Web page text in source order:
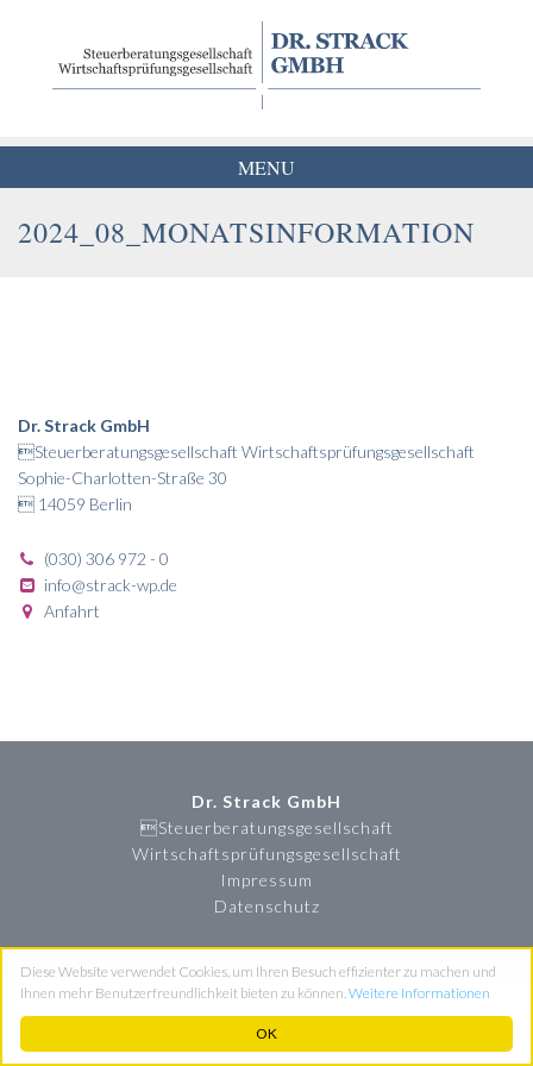
OK
Diese Website verwendet Cookies, um Ihren Besuch effizienter zu machen und
Ihnen mehr Benutzerfreundlichkeit bieten zu können.Weitere Informationen
content
MENU
2024_08_MONATSINFORMATION
Dr. Strack GmbH
Steuerberatungsgesellschaft Wirtschaftsprüfungsgesellschaft
Sophie-Charlotten-Straße 30
 14059 Berlin
(030) 306 972 - 0
info@strack-wp.de
Anfahrt
Dr. Strack GmbH
Steuerberatungsgesellschaft
Wirtschaftsprüfungsgesellschaft
Impressum
Datenschutz